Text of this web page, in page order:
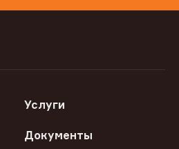
Услуги
Документы